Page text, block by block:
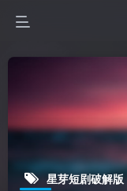
星芽短剧破解版